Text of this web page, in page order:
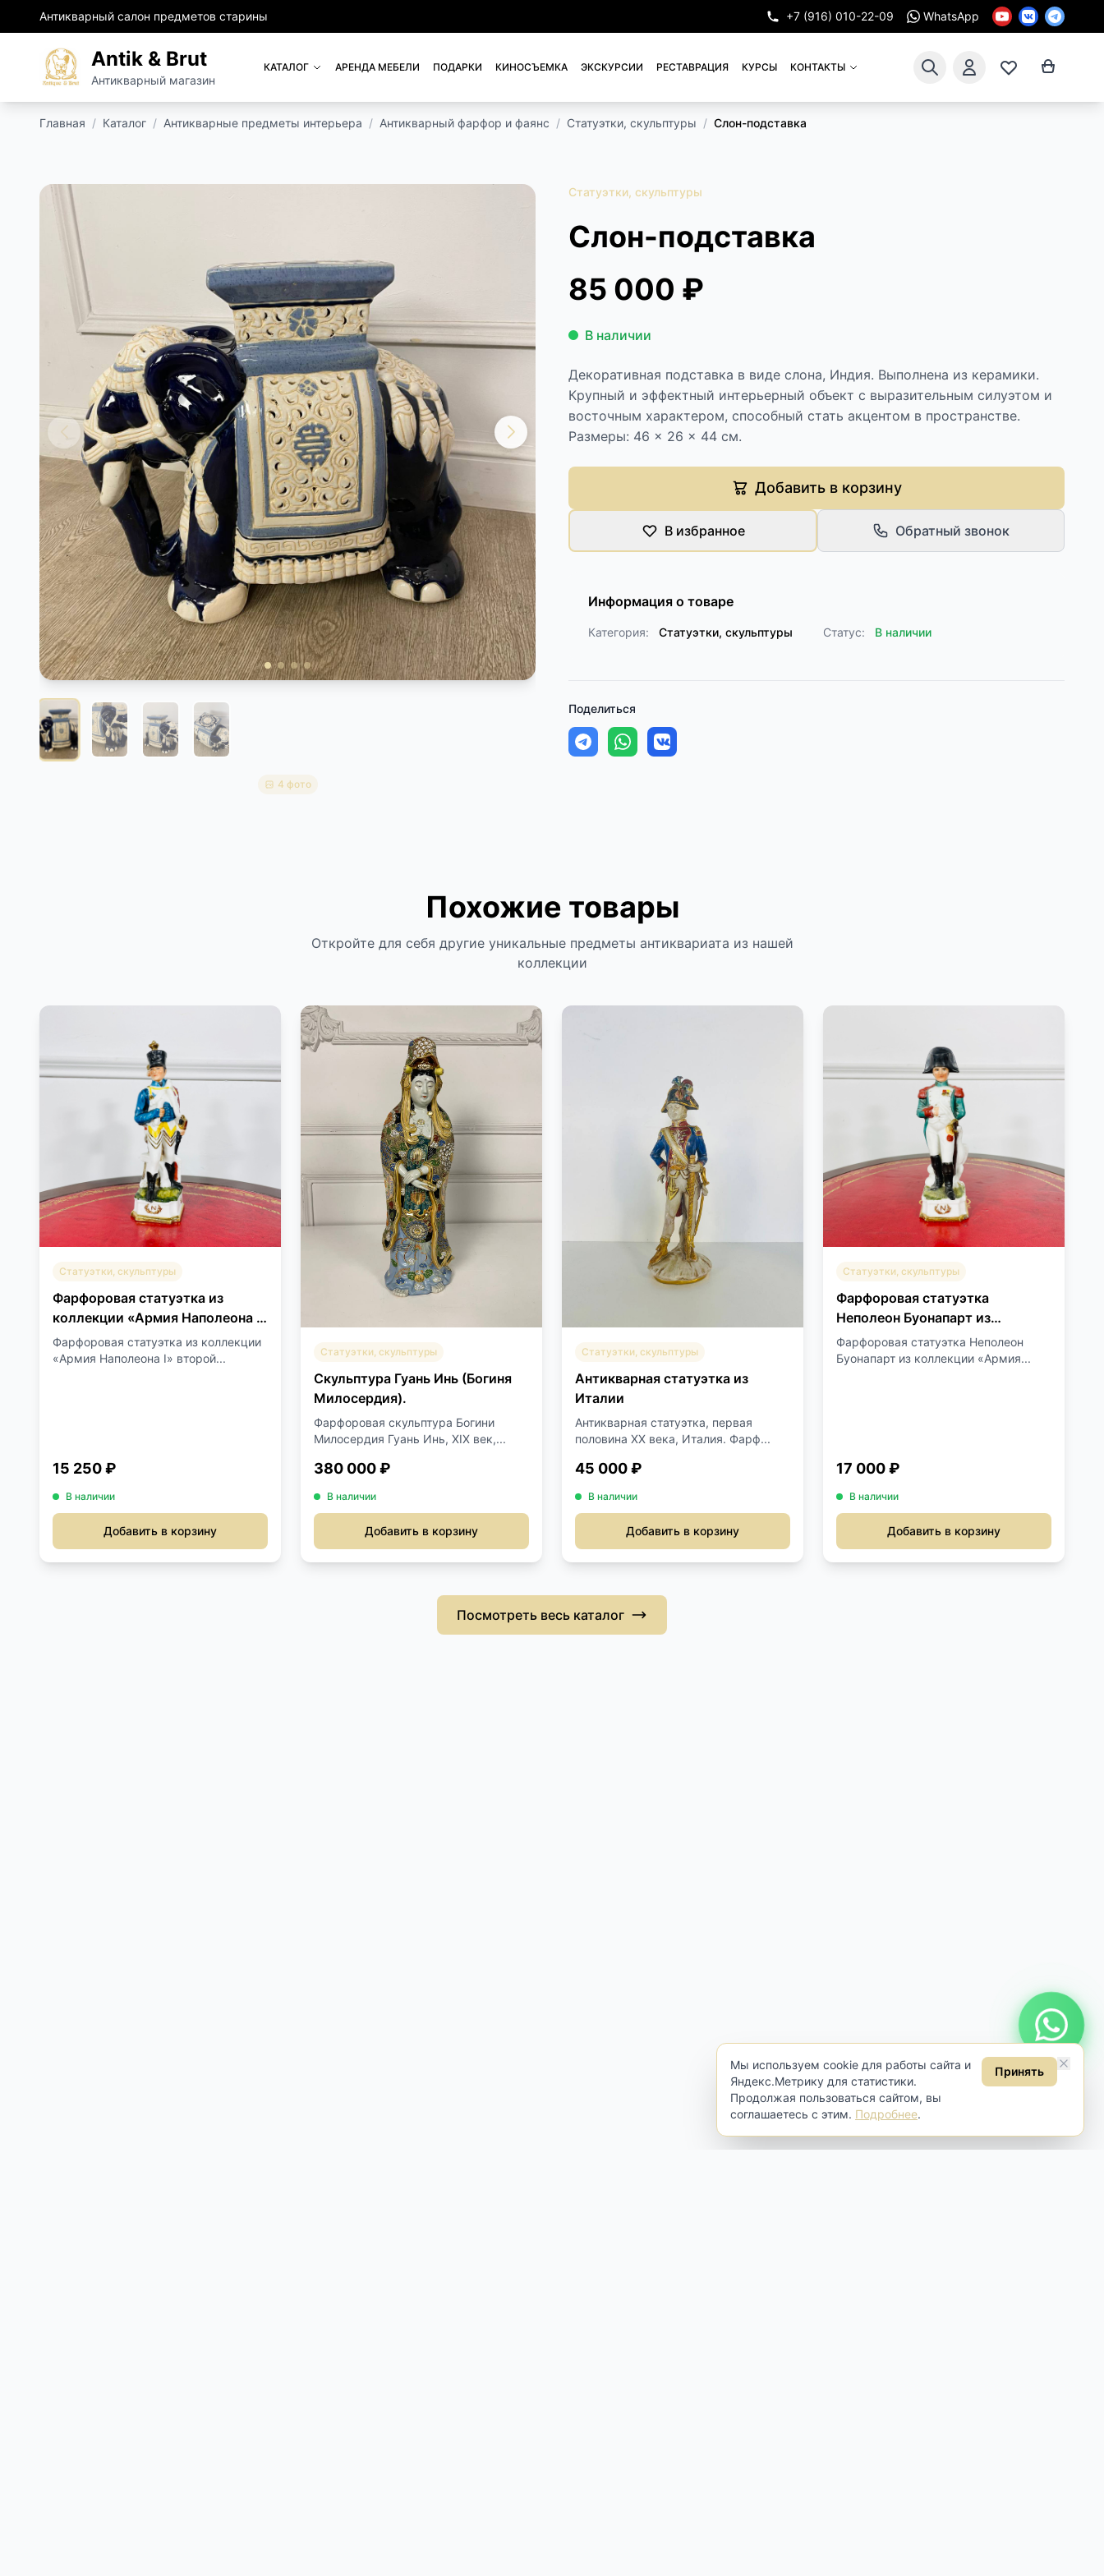
Антикварный салон предметов старины +7 (916) 010-22-09 WhatsApp
Antik & Brut
Антикварный магазин
КАТАЛОГ АРЕНДА МЕБЕЛИ ПОДАРКИ КИНОСЪЕМКА ЭКСКУРСИИ РЕСТАВРАЦИЯ КУРСЫ КОНТАКТЫ
Главная / Каталог / Антикварные предметы интерьера / Антикварный фарфор и фаянс / Статуэтки, скульптуры / Слон-подставка
4 фото
Статуэтки, скульптуры
Слон-подставка
85 000 ₽
В наличии
Декоративная подставка в виде слона, Индия. Выполнена из керамики.
Крупный и эффектный интерьерный объект с выразительным силуэтом и
восточным характером, способный стать акцентом в пространстве.
Размеры: 46 × 26 × 44 см.
Добавить в корзину
В избранное Обратный звонок
Информация о товаре
Категория: Статуэтки, скульптуры Статус: В наличии
Поделиться
Похожие товары
Откройте для себя другие уникальные предметы антиквариата из нашей
коллекции
Статуэтки, скульптуры
Фарфоровая статуэтка из
коллекции «Армия Наполеона I»
второй половины XX века
Фарфоровая статуэтка из коллекции
«Армия Наполеона I» второй...
15 250 ₽
В наличии
Добавить в корзину
Статуэтки, скульптуры
Скульптура Гуань Инь (Богиня
Милосердия).
Фарфоровая скульптура Богини
Милосердия Гуань Инь, XIX век,...
380 000 ₽
В наличии
Добавить в корзину
Статуэтки, скульптуры
Антикварная статуэтка из
Италии
Антикварная статуэтка, первая
половина ХХ века, Италия. Фарф...
45 000 ₽
В наличии
Добавить в корзину
Статуэтки, скульптуры
Фарфоровая статуэтка
Неполеон Буонапарт из
коллекции «Армия Наполеона I»
второй половины XX века.
Фарфоровая статуэтка Неполеон
Буонапарт из коллекции «Армия...
17 000 ₽
В наличии
Добавить в корзину
Посмотреть весь каталог
Мы используем cookie для работы сайта и
Яндекс.Метрику для статистики.
Продолжая пользоваться сайтом, вы
соглашаетесь с этим. Подробнее.
Принять